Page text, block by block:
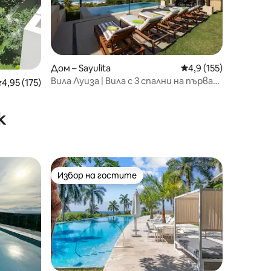
оценка: 4,95 от 5, 175 отзива
4,95 (175)
Дом – Sayulita Средна оценка: 4,9
4,9 (155)
Вила Луиза | Вила с 3 спални на първа
Избор на гостите
Избор на гостите